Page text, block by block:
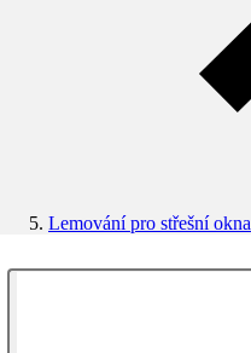
Lemování pro střešní okna